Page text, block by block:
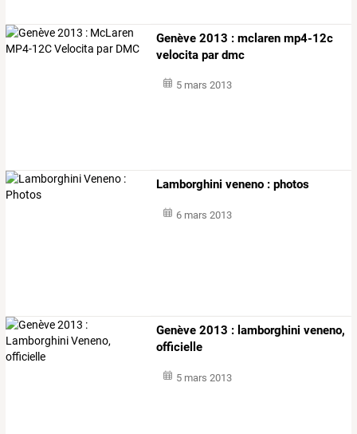
Genève 2013 : mclaren mp4-12c
velocita par dmc
5 mars 2013
Lamborghini veneno : photos
6 mars 2013
Genève 2013 : lamborghini veneno,
officielle
5 mars 2013